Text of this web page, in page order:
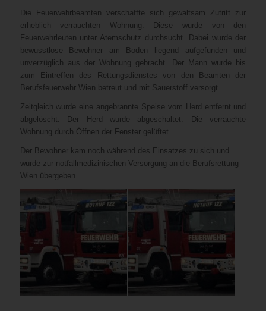
Die Feuerwehrbeamten verschaffte sich gewaltsam Zutritt zur
erheblich verrauchten Wohnung. Diese wurde von den
Feuerwehrleuten unter Atemschutz durchsucht. Dabei wurde der
bewusstlose Bewohner am Boden liegend aufgefunden und
unverzüglich aus der Wohnung gebracht. Der Mann wurde bis
zum Eintreffen des Rettungsdienstes von den Beamten der
Berufsfeuerwehr Wien betreut und mit Sauerstoff versorgt.
Zeitgleich wurde eine angebrannte Speise vom Herd entfernt und
abgelöscht. Der Herd wurde abgeschaltet. Die verrauchte
Wohnung durch Öffnen der Fenster gelüftet.
Der Bewohner kam noch während des Einsatzes zu sich und
wurde zur notfallmedizinischen Versorgung an die Berufsrettung
Wien übergeben.